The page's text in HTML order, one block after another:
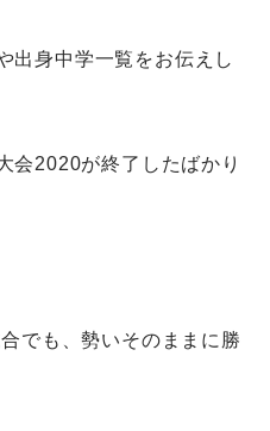
出身中学一覧をお伝えし
会2020が終了したばかり
でも、勢いそのままに勝